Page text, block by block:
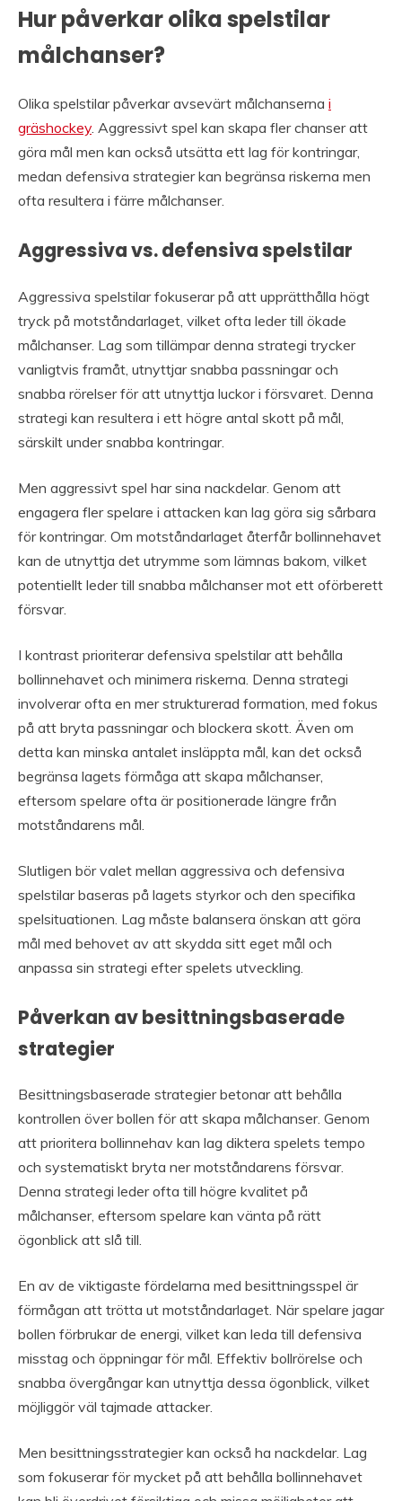
Hur påverkar olika spelstilar
målchanser?
Olika spelstilar påverkar avsevärt målchanserna i
gräshockey. Aggressivt spel kan skapa fler chanser att
göra mål men kan också utsätta ett lag för kontringar,
medan defensiva strategier kan begränsa riskerna men
ofta resultera i färre målchanser.
Aggressiva vs. defensiva spelstilar
Aggressiva spelstilar fokuserar på att upprätthålla högt
tryck på motståndarlaget, vilket ofta leder till ökade
målchanser. Lag som tillämpar denna strategi trycker
vanligtvis framåt, utnyttjar snabba passningar och
snabba rörelser för att utnyttja luckor i försvaret. Denna
strategi kan resultera i ett högre antal skott på mål,
särskilt under snabba kontringar.
Men aggressivt spel har sina nackdelar. Genom att
engagera fler spelare i attacken kan lag göra sig sårbara
för kontringar. Om motståndarlaget återfår bollinnehavet
kan de utnyttja det utrymme som lämnas bakom, vilket
potentiellt leder till snabba målchanser mot ett oförberett
försvar.
I kontrast prioriterar defensiva spelstilar att behålla
bollinnehavet och minimera riskerna. Denna strategi
involverar ofta en mer strukturerad formation, med fokus
på att bryta passningar och blockera skott. Även om
detta kan minska antalet insläppta mål, kan det också
begränsa lagets förmåga att skapa målchanser,
eftersom spelare ofta är positionerade längre från
motståndarens mål.
Slutligen bör valet mellan aggressiva och defensiva
spelstilar baseras på lagets styrkor och den specifika
spelsituationen. Lag måste balansera önskan att göra
mål med behovet av att skydda sitt eget mål och
anpassa sin strategi efter spelets utveckling.
Påverkan av besittningsbaserade
strategier
Besittningsbaserade strategier betonar att behålla
kontrollen över bollen för att skapa målchanser. Genom
att prioritera bollinnehav kan lag diktera spelets tempo
och systematiskt bryta ner motståndarens försvar.
Denna strategi leder ofta till högre kvalitet på
målchanser, eftersom spelare kan vänta på rätt
ögonblick att slå till.
En av de viktigaste fördelarna med besittningsspel är
förmågan att trötta ut motståndarlaget. När spelare jagar
bollen förbrukar de energi, vilket kan leda till defensiva
misstag och öppningar för mål. Effektiv bollrörelse och
snabba övergångar kan utnyttja dessa ögonblick, vilket
möjliggör väl tajmade attacker.
Men besittningsstrategier kan också ha nackdelar. Lag
som fokuserar för mycket på att behålla bollinnehavet